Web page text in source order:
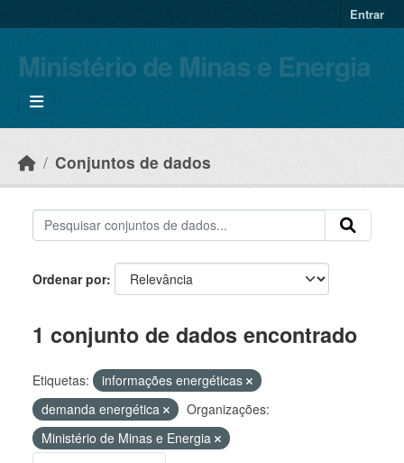
Entrar
Ministério de Minas e Energia
Conjuntos de dados
Ordenar por
1 conjunto de dados encontrado
Etiquetas:
informações energéticas
demanda energética
Organizações:
Ministério de Minas e Energia